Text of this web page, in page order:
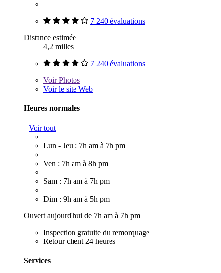
7 240 évaluations
Distance estimée
4,2 milles
7 240 évaluations
VoirPhotos
Voir le site Web
Heures normales
Voir tout
Lun - Jeu : 7h am à 7h pm
Ven : 7h am à 8h pm
Sam : 7h am à 7h pm
Dim : 9h am à 5h pm
Ouvert aujourd'hui de 7h am à 7h pm
Inspection gratuite du remorquage
Retour client 24 heures
Services